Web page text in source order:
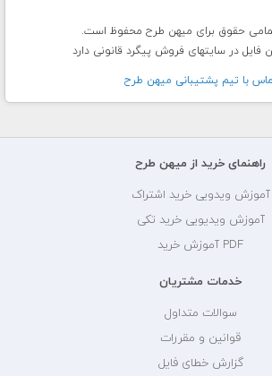
فایل در سایتهای فروش پیگرد قانونی دارد
با تيم پشتيبانی ميهن طرح
راهنمای خرید از میهن طرح
آموزش ویدویی خرید اشتراک
آموزش ویدیویی خرید تکی
PDF آموزش خرید
خدمات مشتریان
سوالات متداول
قوانین و مقررات
گزارش خطای فایل